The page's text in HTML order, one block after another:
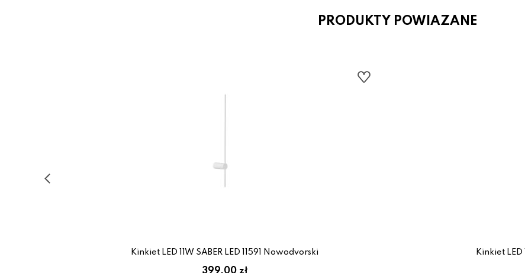
PRODUKTY POWIAZANE
Kinkiet LED 11W SABER LED 11591 Nowodvorski Kinkiet LED